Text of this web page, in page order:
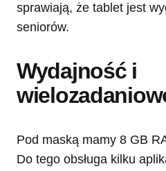
sprawiają, że tablet jest
seniorów.
Wydajność i
Pod maską mamy 8 GB
Do tego obsługa kilku